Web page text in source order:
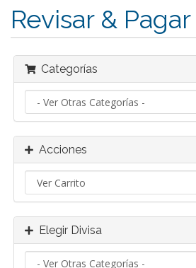
Revisar & Pagar
Categorías
Acciones
Elegir Divisa